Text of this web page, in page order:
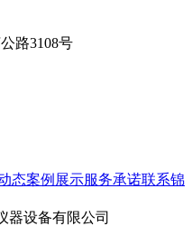
路3108号
态案例展示服务承诺联系锦
器设备有限公司